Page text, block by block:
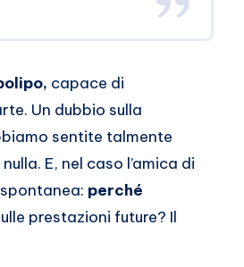
capace di
Un dubbio sulla
sentite talmente
E, nel caso l’amica di
perché
prestazioni future? Il